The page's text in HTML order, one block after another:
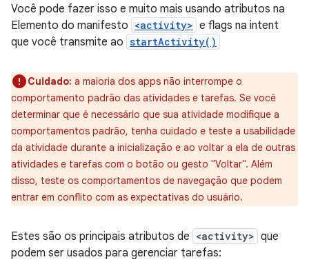
Você pode fazer isso e muito mais usando atributos na
Elemento do manifesto <activity> e flags na intent
que você transmite ao startActivity()
Cuidado: a maioria dos apps não interrompe o
comportamento padrão das atividades e tarefas. Se você
determinar que é necessário que sua atividade modifique a
comportamentos padrão, tenha cuidado e teste a usabilidade
da atividade durante a inicialização e ao voltar a ela de outras
atividades e tarefas com o botão ou gesto "Voltar". Além
disso, teste os comportamentos de navegação que podem
entrar em conflito com as expectativas do usuário.
Estes são os principais atributos de <activity> que
podem ser usados para gerenciar tarefas: